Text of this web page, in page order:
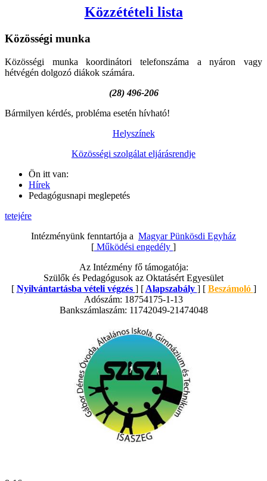
Közzétételi lista
Közösségi munka
Közösségi munka koordinátori telefonszáma a nyáron vagy
hétvégén dolgozó diákok számára.
(28) 496-206
Bármilyen kérdés, probléma esetén hívható!
Helyszínek
Közösségi szolgálat eljárásrendje
Ön itt van:
Hírek
Pedagógusnapi meglepetés
tetejére
Intézményünk fenntartója a Magyar Pünkösdi Egyház
[ Működési engedély ]
Az Intézmény fő támogatója:
Szülők és Pedagógusok az Oktatásért Egyesület
[ Nyilvántartásba vételi végzés ] [ Alapszabály ] [ Beszámoló ]
Adószám: 18754175-1-13
Bankszámlaszám: 11742049-21474048